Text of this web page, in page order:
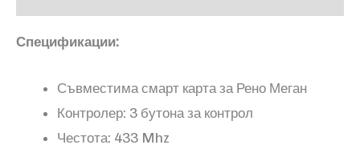
Спецификации:
Съвместима смарт карта за Рено Меган
Контролер: 3 бутона за контрол
Честота: 433 Mhz